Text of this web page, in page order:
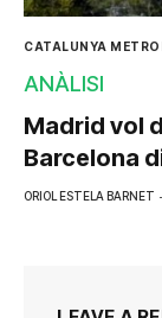
CATALUNYA
ANÀLISI
Madrid vol
Barcelona
ORIOL ESTELA BARNET